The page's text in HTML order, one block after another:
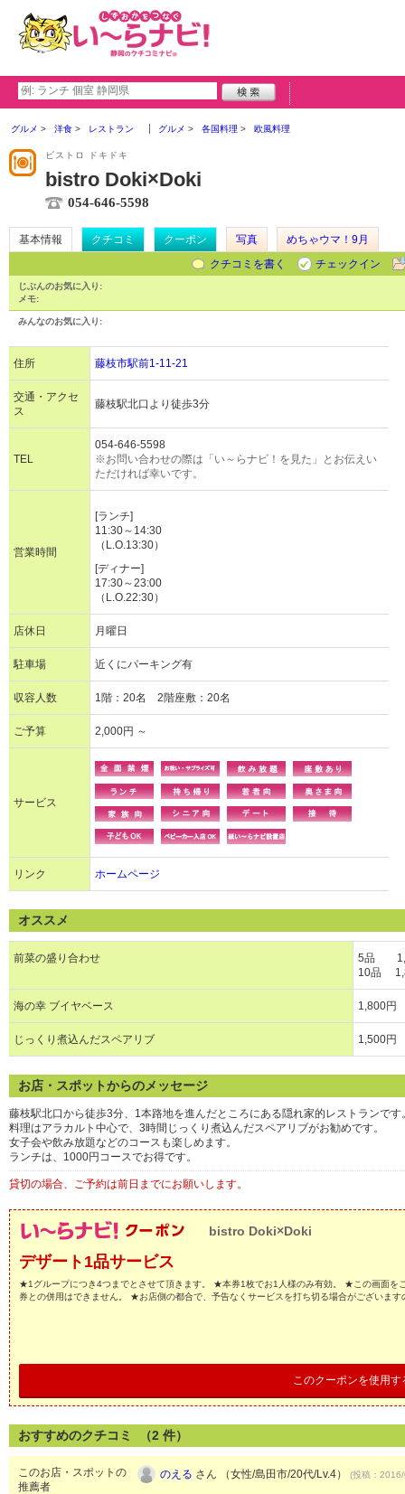
グルメ 洋食 レストラン グルメ 各国料理 欧風料理
ビストロ ドキドキ
bistro Doki×Doki
054-646-5598
基本情報 クチコミ クーポン 写真
めちゃウマ！9月
クチコミを書く
チェックイン
じぶんのお気に入り:
メモ:
みんなのお気に入り:
住所 藤枝市駅前1-11-21
交通・アクセ
ス
藤枝駅北口より徒歩3分
TEL
054-646-5598
※お問い合わせの際は「い～らナビ！を見た」とお伝えい
ただければ幸いです。
営業時間
[ランチ]
11:30～14:30
（L.O.13:30）
[ディナー]
17:30～23:00
（L.O.22:30）
店休日 月曜日
駐車場 近くにパーキング有
収容人数 1階：20名 2階座敷：20名
ご予算 2,000円 ～
サービス
リンク ホームページ
オススメ
前菜の盛り合わせ
5品
10品
海の幸 ブイヤベース 1,800円
じっくり煮込んだスペアリブ 1,500円
お店・スポットからのメッセージ
藤枝駅北口から徒歩3分、1本路地を進んだところにある隠れ家的レストランです
料理はアラカルト中心で、3時間じっくり煮込んだスペアリブがお勧めです。
女子会や飲み放題などのコースも楽しめます。
ランチは、1000円コースでお得です。
貸切の場合、ご予約は前日までにお願いします。
bistro Doki×Doki
デザート1品サービス
★1グループにつき4つまでとさせて頂きます。 ★本券1枚でお1人様のみ有効。 ★この画面を
券との併用はできません。 ★お店側の都合で、予告なくサービスを打ち切る場合がございます
このクーポンを使用す
おすすめのクチコミ （2 件）
このお店・スポットの
推薦者
のえる さん （女性/島田市/20代/Lv.4） (投稿：